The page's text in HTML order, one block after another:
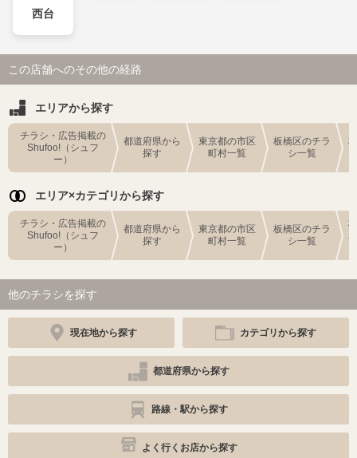
西台
この店舗へのその他の経路
エリアから探す
チラシ・広告掲載の
Shufoo!（シュフ
ー）
都道府県から
探す
東京都の市区
町村一覧
板橋区のチラ
シ一覧
エリア×カテゴリから探す
チラシ・広告掲載の
Shufoo!（シュフ
ー）
都道府県から
探す
東京都の市区
町村一覧
板橋区のチラ
シ一覧
他のチラシを探す
現在地から探す カテゴリから探す
都道府県から探す
路線・駅から探す
よく行くお店から探す